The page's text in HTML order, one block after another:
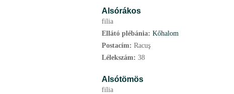
Alsórákos
filia
Ellátó plébánia: Kőhalom
Postacím: Racuş
Lélekszám: 38
Alsótömös
filia